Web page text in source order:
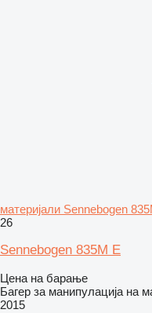
материјали Sennebogen
26
Sennebogen 835M E
Цена на барање
Багер за манипулација на
2015